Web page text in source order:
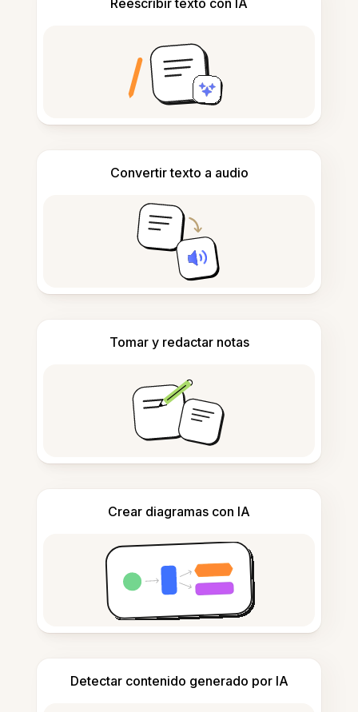
Reescribir texto con IA
Convertir texto a audio
Tomar y redactar notas
Crear diagramas con IA
Detectar contenido generado por IA